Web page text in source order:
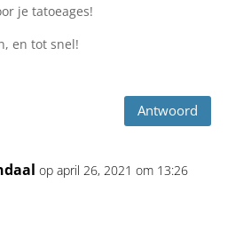
je tatoeages!
en tot snel!
Antwoord
op april 26, 2021 om 13:26